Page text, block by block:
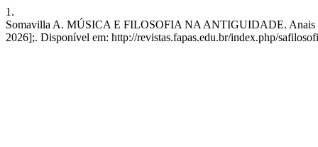
1.
Somavilla A. MÚSICA E FILOSOFIA NA ANTIGUIDADE. Anais
2026];. Disponível em: http://revistas.fapas.edu.br/index.php/